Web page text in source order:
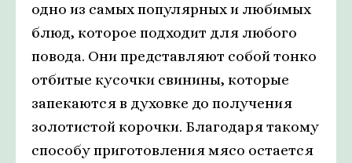
одно из самых популярных и любимых
блюд, которое подходит для любого
повода. Они представляют собой тонко
отбитые кусочки свинины, которые
запекаются в духовке до получения
золотистой корочки. Благодаря такому
способу приготовления мясо остается